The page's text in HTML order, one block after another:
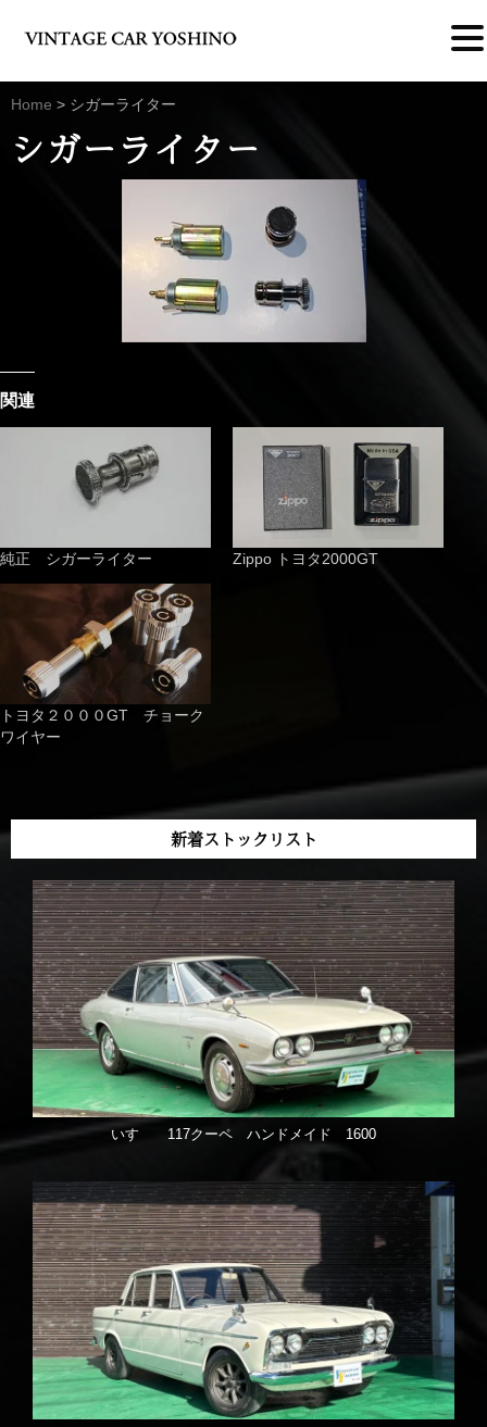
Home > シガーライター
シガーライター
関連
純正 シガーライター Zippo トヨタ2000GT
トヨタ２０００GT チョーク
ワイヤー
新着ストックリスト
いすゞ 117クーペ ハンドメイド 1600